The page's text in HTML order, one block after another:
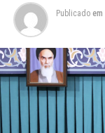
Publicado em